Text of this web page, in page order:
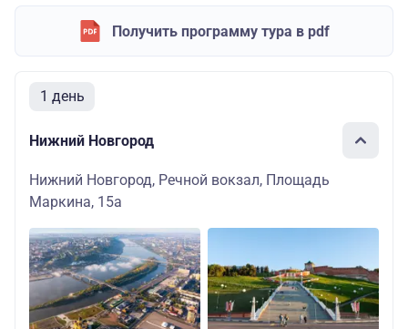
Получить программу тура в pdf
1 день
Нижний Новгород
Нижний Новгород, Речной вокзал, Площадь
Маркина, 15а